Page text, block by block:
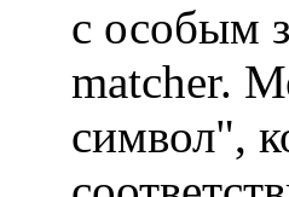
с особым
matcher.
символ",